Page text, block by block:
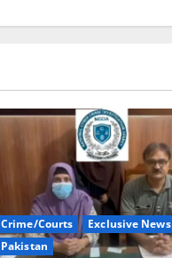
Crime/Courts
Exclusive News
Pakistan